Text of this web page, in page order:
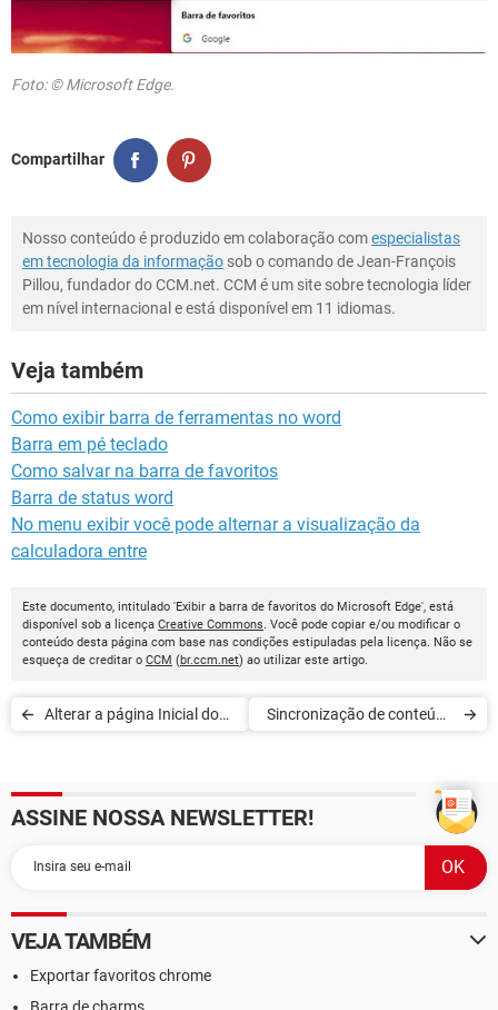
Foto: © Microsoft Edge.
Compartilhar
Nosso conteúdo é produzido em colaboração comespecialistas
em tecnologia da informação sob o comando de Jean-François
Pillou, fundador do CCM.net. CCM é um site sobre tecnologia líder
em nível internacional e está disponível em 11 idiomas.
Veja também
Como exibir barra de ferramentas no word
Barra em pé teclado
Como salvar na barra de favoritos
Barra de status word
No menu exibir você pode alternar a visualização da
calculadora entre
Este documento, intitulado 'Exibir a barra de favoritos do Microsoft Edge', está
disponível sob a licença Creative Commons. Você pode copiar e/ou modificar o
conteúdo desta página com base nas condições estipuladas pela licença. Não se
esqueça de creditar o CCM (br.ccm.net) ao utilizar este artigo.
Alterar a página Inicial do
Sincronização de conteúdo
ASSINE NOSSA NEWSLETTER!
VEJA TAMBÉM
Exportar favoritos chrome
Barra de charms